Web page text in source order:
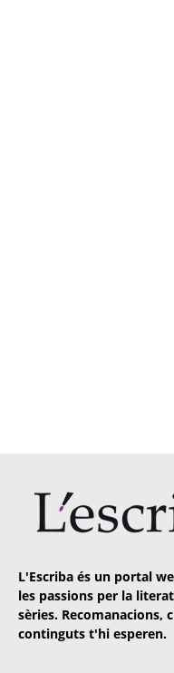
L'Escriba és un portal
les passions per la
sèries.
continguts t'hi esperen.